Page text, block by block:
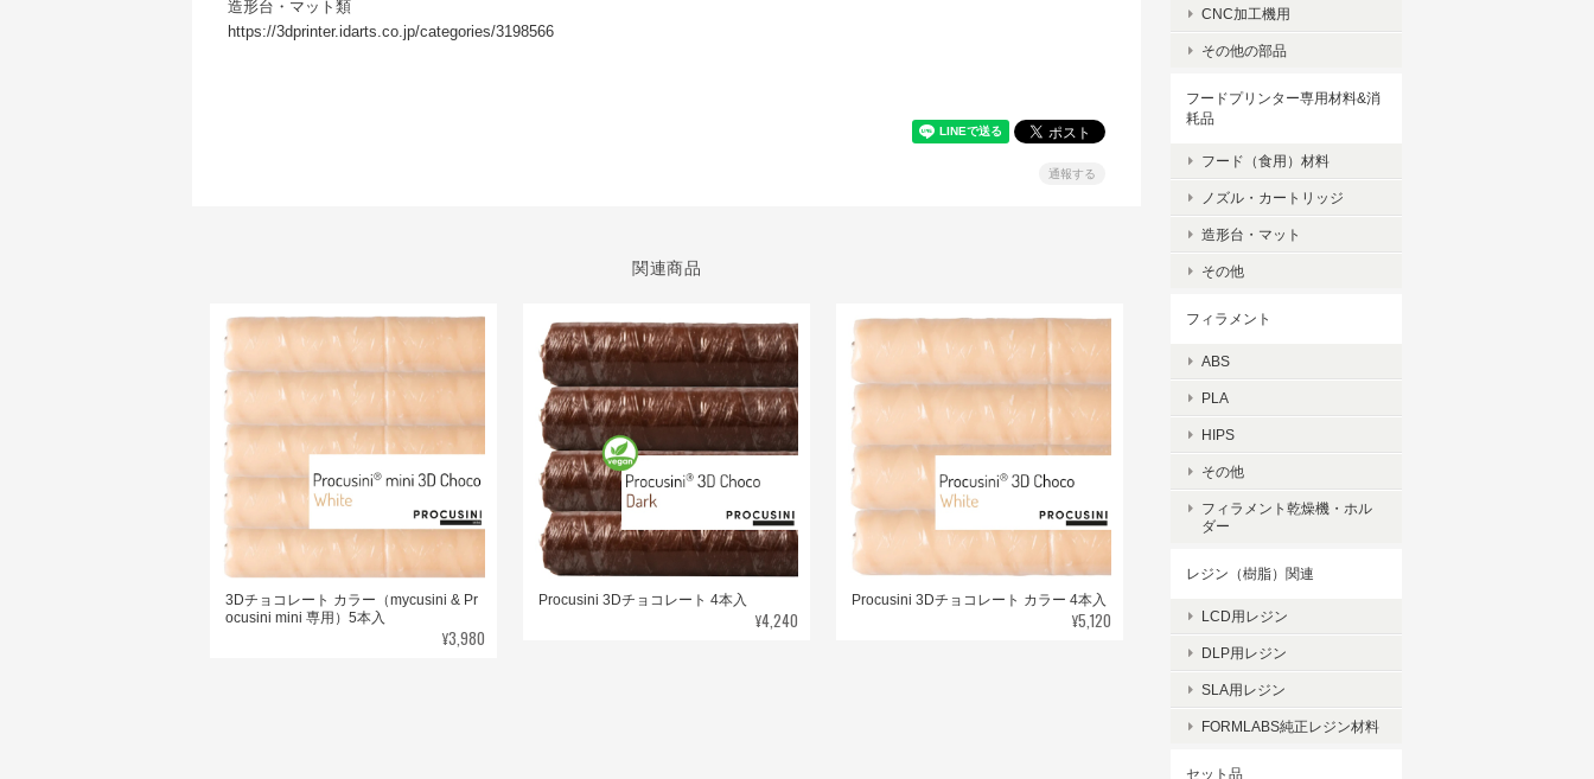
造形台・マット類
https://3dprinter.idarts.co.jp/categories/3198566
通報する
関連商品
3Dチョコレート カラー（mycusini & Pr
ocusini mini 専用）5本入
¥3,980
Procusini 3Dチョコレート 4本入
¥4,240
Procusini 3Dチョコレート カラー 4本入
¥5,120
CNC加工機用
その他の部品
フードプリンター専用材料&消
耗品
フード（食用）材料
ノズル・カートリッジ
造形台・マット
その他
フィラメント
ABS
PLA
HIPS
その他
フィラメント乾燥機・ホル
ダー
レジン（樹脂）関連
LCD用レジン
DLP用レジン
SLA用レジン
FORMLABS純正レジン材料
セット品